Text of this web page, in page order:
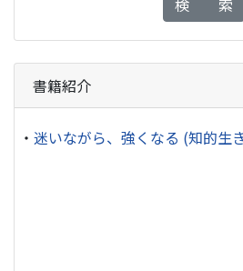
検 索
書籍紹介
・ 迷いながら、強くなる (知的生